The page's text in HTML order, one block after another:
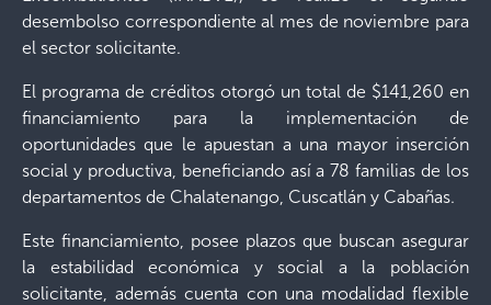
desembolso correspondiente al mes de noviembre para
el sector solicitante.
El programa de créditos otorgó un total de $141,260 en
financiamiento para la implementación de
oportunidades que le apuestan a una mayor inserción
social y productiva, beneficiando así a 78 familias de los
departamentos de Chalatenango, Cuscatlán y Cabañas.
Este financiamiento, posee plazos que buscan asegurar
la estabilidad económica y social a la población
solicitante, además cuenta con una modalidad flexible